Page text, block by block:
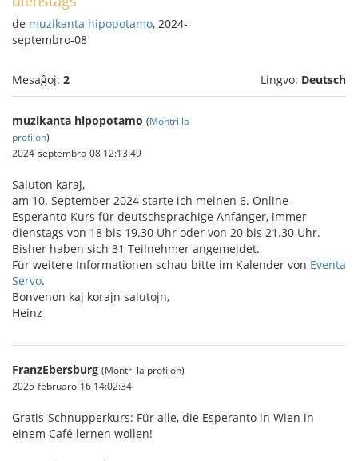
de muzikanta hipopotamo, 2024-
septembro-08
Mesaĝoj: 2 Lingvo: Deutsch
muzikanta hipopotamo (Montri la
profilon)
2024-septembro-08 12:13:49
Saluton karaj,
am 10. September 2024 starte ich meinen 6. Online-
Esperanto-Kurs für deutschsprachige Anfänger, immer
dienstags von 18 bis 19.30 Uhr oder von 20 bis 21.30 Uhr.
Bisher haben sich 31 Teilnehmer angemeldet.
Für weitere Informationen schau bitte im Kalender von Eventa
Servo.
Bonvenon kaj korajn salutojn,
Heinz
FranzEbersburg (Montri la profilon)
2025-februaro-16 14:02:34
Gratis-Schnupperkurs: Für alle, die Esperanto in Wien in
einem Café lernen wollen!